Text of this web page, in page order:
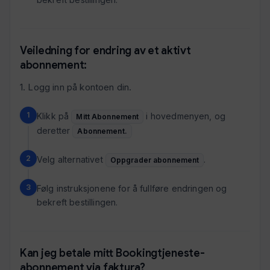
Veiledning for endring av et aktivt
abonnement:
1. Logg inn på kontoen din.
Klikk på Mitt Abonnement
i hovedmenyen, og
deretter
Abonnement.
Velg alternativet Oppgrader abonnement .
Følg instruksjonene for å fullføre endringen og
bekreft bestillingen.
Kan jeg betale mitt Bookingtjeneste-